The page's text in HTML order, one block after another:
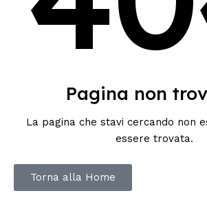
Pagina non
La pagina che stavi cercando non
essere trovata.
Torna alla Home